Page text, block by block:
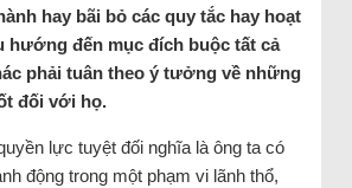
hay bãi bỏ các quy tắc hay hoạt
hướng đến mục đích buộc tất cả
phải tuân theo ý tưởng về những
đối với họ.
lực tuyệt đối nghĩa là ông ta có
động trong một phạm vi lãnh thổ,